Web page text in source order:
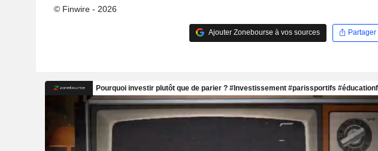
© Finwire - 2026
Ajouter Zonebourse à vos sources Partager